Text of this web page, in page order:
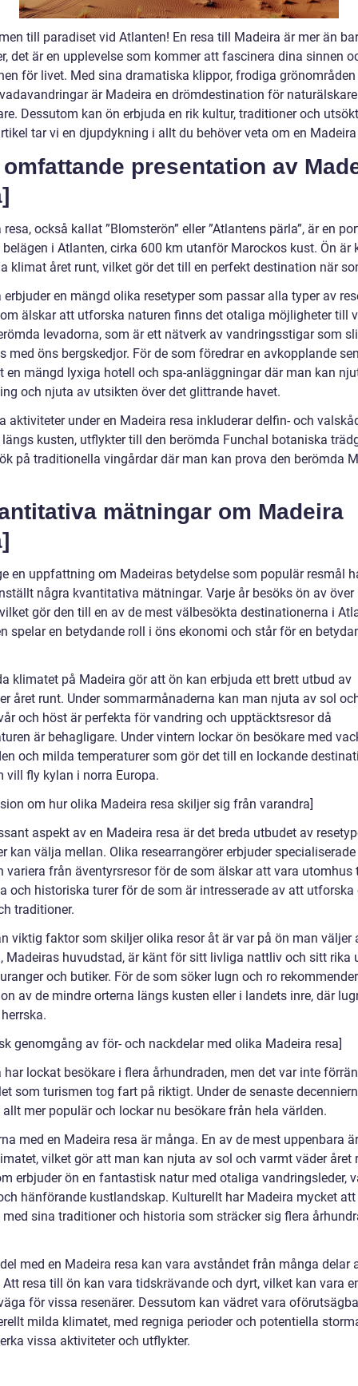
till paradiset vid Atlanten! En resa till Madeira är mer än
det är en upplevelse som kommer att fascinera dina sinnen
för livet. Med sina dramatiska klippor, frodiga
är Madeira en drömdestination för
Dessutom kan ön erbjuda en rik kultur, traditioner och
tar vi en djupdykning i allt du behöver veta om en
presentation av
också kallat ”Blomsterön” eller ”Atlantens pärla”, är en
i Atlanten, cirka 600 km utanför Marockos kust. Ön är
klimat året runt, vilket gör det till en perfekt destination när
erbjuder en mängd olika resetyper som passar alla typer av
älskar att utforska naturen finns det otaliga möjligheter till
levadorna, som är ett nätverk av vandringsstigar som
med öns bergskedjor. För de som föredrar en avkopplande
en mängd lyxiga hotell och spa-anläggningar där man kan
och njuta av utsikten över det glittrande havet.
aktiviteter under en Madeira resa inkluderar delfin- och
kusten, utflykter till den berömda Funchal botaniska
på traditionella vingårdar där man kan prova den berömda
mätningar om Madeira
en uppfattning om Madeiras betydelse som populär resmål
några kvantitativa mätningar. Varje år besöks ön av
gör den till en av de mest välbesökta destinationerna i
spelar en betydande roll i öns ekonomi och står för en
klimatet på Madeira gör att ön kan erbjuda ett brett utbud av
året runt. Under sommarmånaderna kan man njuta av sol
och höst är perfekta för vandring och upptäcktsresor då
är behagligare. Under vintern lockar ön besökare med
och milda temperaturer som gör det till en lockande
vill fly kylan i norra Europa.
om hur olika Madeira resa skiljer sig från varandra]
aspekt av en Madeira resa är det breda utbudet av
kan välja mellan. Olika researrangörer erbjuder
variera från äventyrsresor för de som älskar att vara utomhus
och historiska turer för de som är intresserade av att utforska
traditioner.
viktig faktor som skiljer olika resor åt är var på ön man väljer
Madeiras huvudstad, är känt för sitt livliga nattliv och sitt rika
och butiker. För de som söker lugn och ro
av de mindre orterna längs kusten eller i landets inre, där
genomgång av för- och nackdelar med olika Madeira resa]
har lockat besökare i flera århundraden, men det var inte
som turismen tog fart på riktigt. Under de senaste
mer populär och lockar nu besökare från hela världen.
med en Madeira resa är många. En av de mest uppenbara
vilket gör att man kan njuta av sol och varmt väder året
erbjuder ön en fantastisk natur med otaliga vandringsleder,
hänförande kustlandskap. Kulturellt har Madeira mycket att
med sina traditioner och historia som sträcker sig flera
med en Madeira resa kan vara avståndet från många delar
Att resa till ön kan vara tidskrävande och dyrt, vilket kan vara
för vissa resenärer. Dessutom kan vädret vara
milda klimatet, med regniga perioder och potentiella
vissa aktiviteter och utflykter.